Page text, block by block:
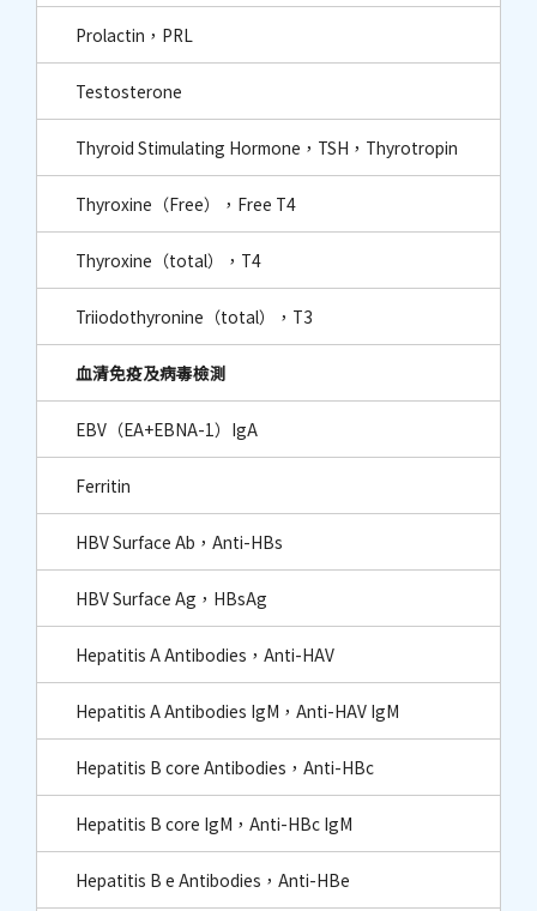
Prolactin，PRL
Testosterone
Thyroid Stimulating Hormone，TSH，Thyrotropin
Thyroxine（Free），Free T4
Thyroxine（total），T4
Triiodothyronine（total），T3
血清免疫及病毒檢測
EBV（EA+EBNA-1）IgA
Ferritin
HBV Surface Ab，Anti-HBs
HBV Surface Ag，HBsAg
Hepatitis A Antibodies，Anti-HAV
Hepatitis A Antibodies IgM，Anti-HAV IgM
Hepatitis B core Antibodies，Anti-HBc​
Hepatitis B core IgM，Anti-HBc IgM​
Hepatitis B e Antibodies，Anti-HBe